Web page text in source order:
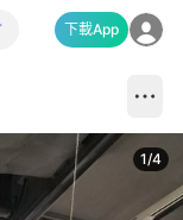
下載App
1/4